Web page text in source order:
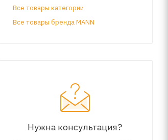
Все товары категории
Все товары бренда MANN
Нужна консультация?